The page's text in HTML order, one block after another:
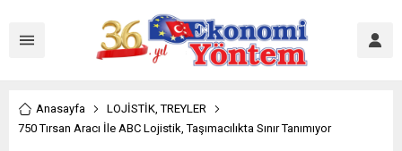
Anasayfa LOJİSTİK,TREYLER
750 Tırsan Aracı İle ABC Lojistik, Taşımacılıkta Sınır Tanımıyor